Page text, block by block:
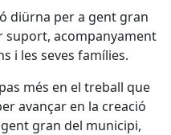
diürna per a gent gran
acompanyament
i les seves famílies.
més en el treball que
avançar en la creació
gran del municipi,